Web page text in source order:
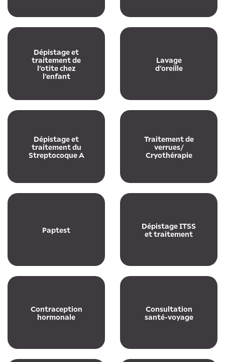
Dépistage et
traitement de
l’otite chez
l’enfant
Lavage
d’oreille
Dépistage et
traitement du
Streptocoque A
Traitement de
verrues/
Cryothérapie
Paptest
Dépistage ITSS
et traitement
Contraception
hormonale
Consultation
santé-voyage